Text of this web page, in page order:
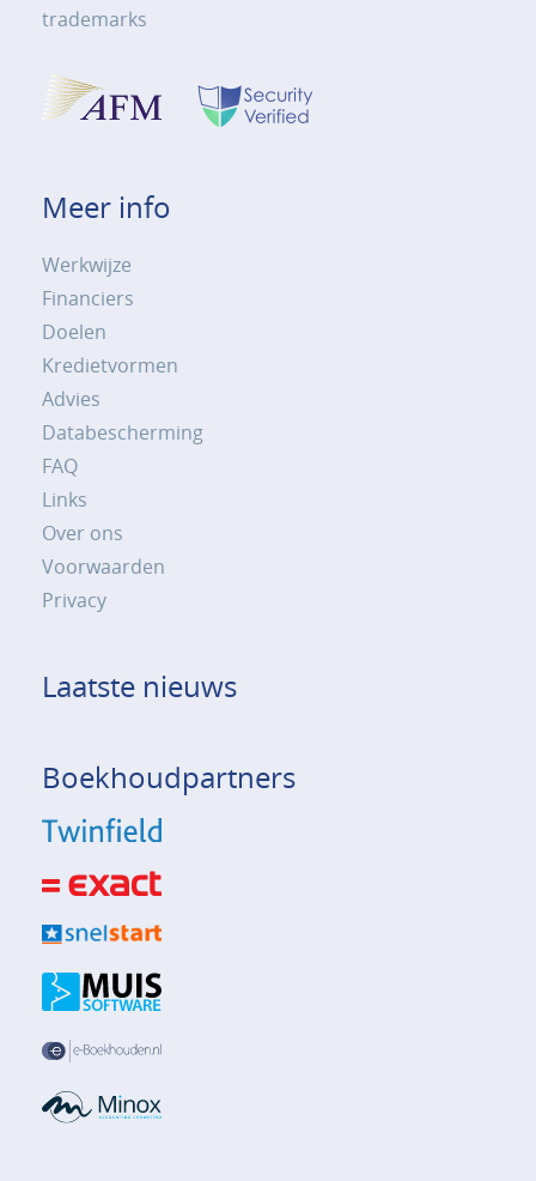
trademarks
Meer info
Werkwijze
Financiers
Doelen
Kredietvormen
Advies
Databescherming
FAQ
Links
Over ons
Voorwaarden
Privacy
Laatste nieuws
Boekhoudpartners